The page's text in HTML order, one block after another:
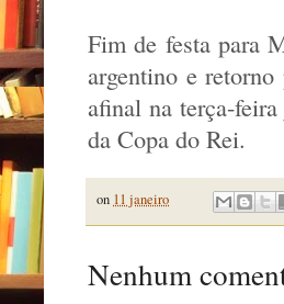
Fim de festa para
argentino e
afinal na terça-
da Copa do Rei.
on 11 janeiro
Nenhum